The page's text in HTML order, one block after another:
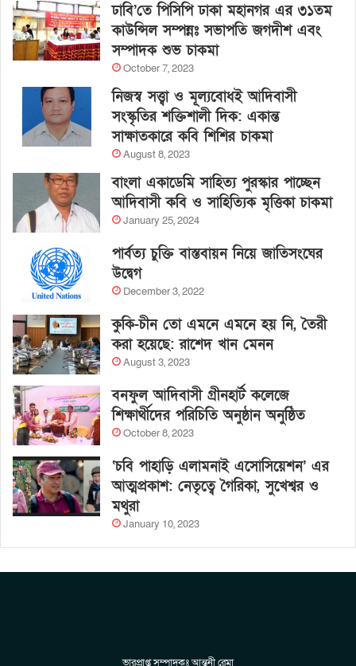
ঢাবি’তে পিসিপি ঢাকা মহানগর এর ৩১তম
কাউন্সিল সম্পন্নঃ সভাপতি জগদীশ এবং
সম্পাদক শুভ চাকমা
October 7, 2023
নিজস্ব সত্ত্বা ও মূল্যবোধই আদিবাসী
সংস্কৃতির শক্তিশালী দিক: একান্ত
সাক্ষাতকারে কবি শিশির চাকমা
August 8, 2023
বাংলা একাডেমি সাহিত্য পুরস্কার পাচ্ছেন
আদিবাসী কবি ও সাহিত্যিক মৃত্তিকা চাকমা
January 25, 2024
পার্বত্য চুক্তি বাস্তবায়ন নিয়ে জাতিসংঘের
উদ্বেগ
December 3, 2022
কুকি-চীন তো এমনে এমনে হয় নি, তৈরী
করা হয়েছে: রাশেদ খান মেনন
August 3, 2023
বনফুল আদিবাসী গ্রীনহার্ট কলেজে
শিক্ষার্থীদের পরিচিতি অনুষ্ঠান অনুষ্ঠিত
October 8, 2023
‘চবি পাহাড়ি এলামনাই এসোসিয়েশন’ এর
আত্মপ্রকাশ: নেতৃত্বে গৈরিকা, সুখেশ্বর ও
মথুরা
January 10, 2023
ভারপ্রাপ্ত সম্পাদকঃ আন্তনী রেমা